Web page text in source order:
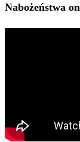
Nabożeństwa